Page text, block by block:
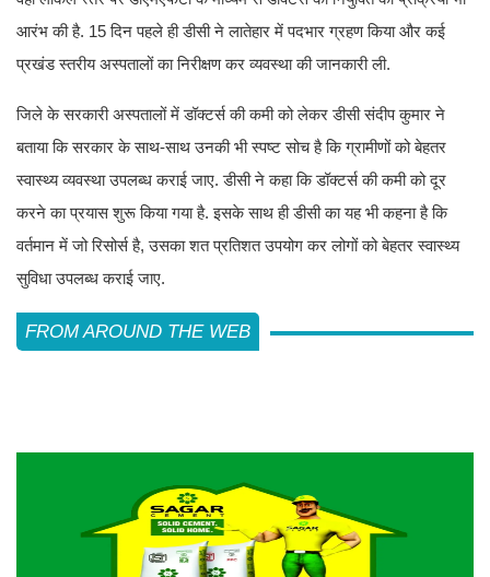
आरंभ की है. 15 दिन पहले ही डीसी ने लातेहार में पदभार ग्रहण किया और कई
प्रखंड स्तरीय अस्पतालों का निरीक्षण कर व्यवस्था की जानकारी ली.
जिले के सरकारी अस्पतालों में डॉक्टर्स की कमी को लेकर डीसी संदीप कुमार ने
बताया कि सरकार के साथ-साथ उनकी भी स्पष्ट सोच है कि ग्रामीणों को बेहतर
स्वास्थ्य व्यवस्था उपलब्ध कराई जाए. डीसी ने कहा कि डॉक्टर्स की कमी को दूर
करने का प्रयास शुरू किया गया है. इसके साथ ही डीसी का यह भी कहना है कि
वर्तमान में जो रिसोर्स है, उसका शत प्रतिशत उपयोग कर लोगों को बेहतर स्वास्थ्य
सुविधा उपलब्ध कराई जाए.
FROM AROUND THE WEB